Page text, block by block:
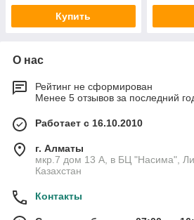
Купить
О нас
Рейтинг не сформирован
Менее 5 отзывов за последний
Работает с 16.10.2010
г. Алматы
мкр.7 дом 13 А, в БЦ "Насима",
Казахстан
Контакты